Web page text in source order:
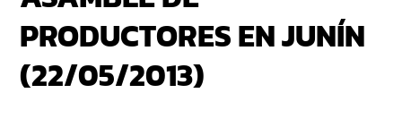
PRODUCTORES EN JUNÍN
(22/05/2013)